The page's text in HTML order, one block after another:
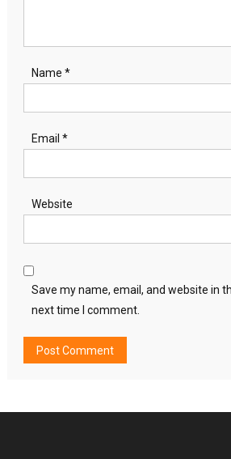
Name *
Email *
Website
Save my name, email, and website in
next time I comment.